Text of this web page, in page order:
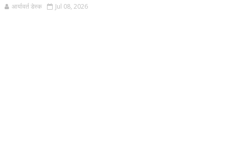
आर्यावर्त डेस्क Jul 08, 2026